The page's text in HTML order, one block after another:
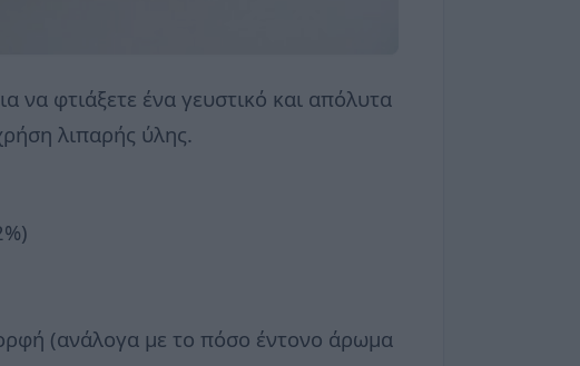
να φτιάξετε ένα γευστικό και απόλυτα
λιπαρής ύλης.
(ανάλογα με το πόσο έντονο άρωμα